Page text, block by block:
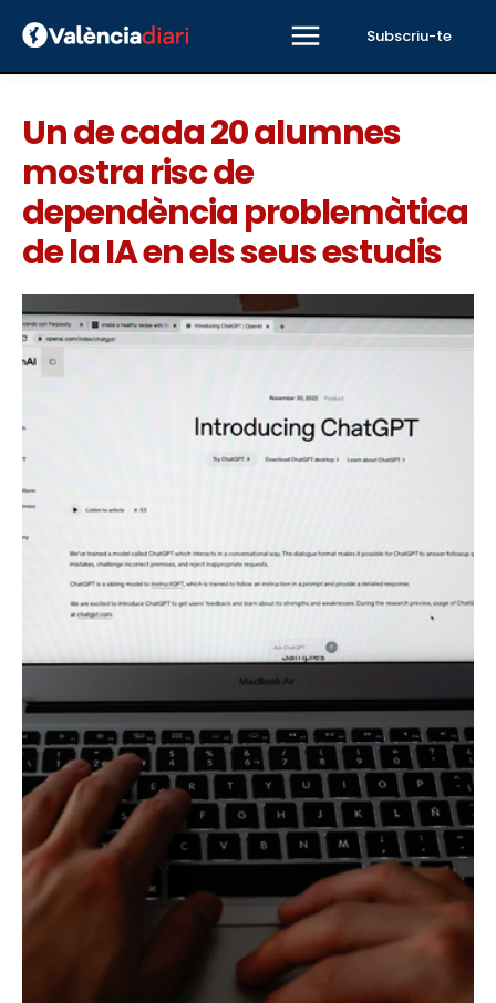
Subscriu-te
Un de cada 20 alumnes
mostra risc de
dependència problemàtica
de la IA en els seus estudis